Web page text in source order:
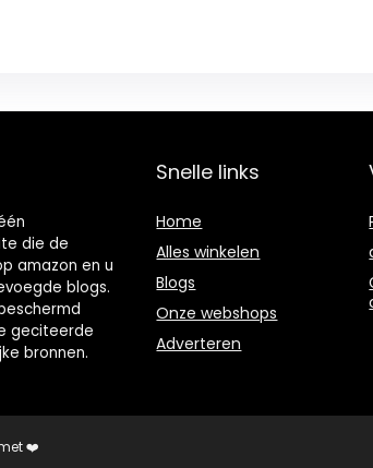
die de
amazon en u
blogs.
geciteerde
bronnen.
Snelle links
Home
Alles winkelen
Blogs
Onze webshops
Adverteren
❤️